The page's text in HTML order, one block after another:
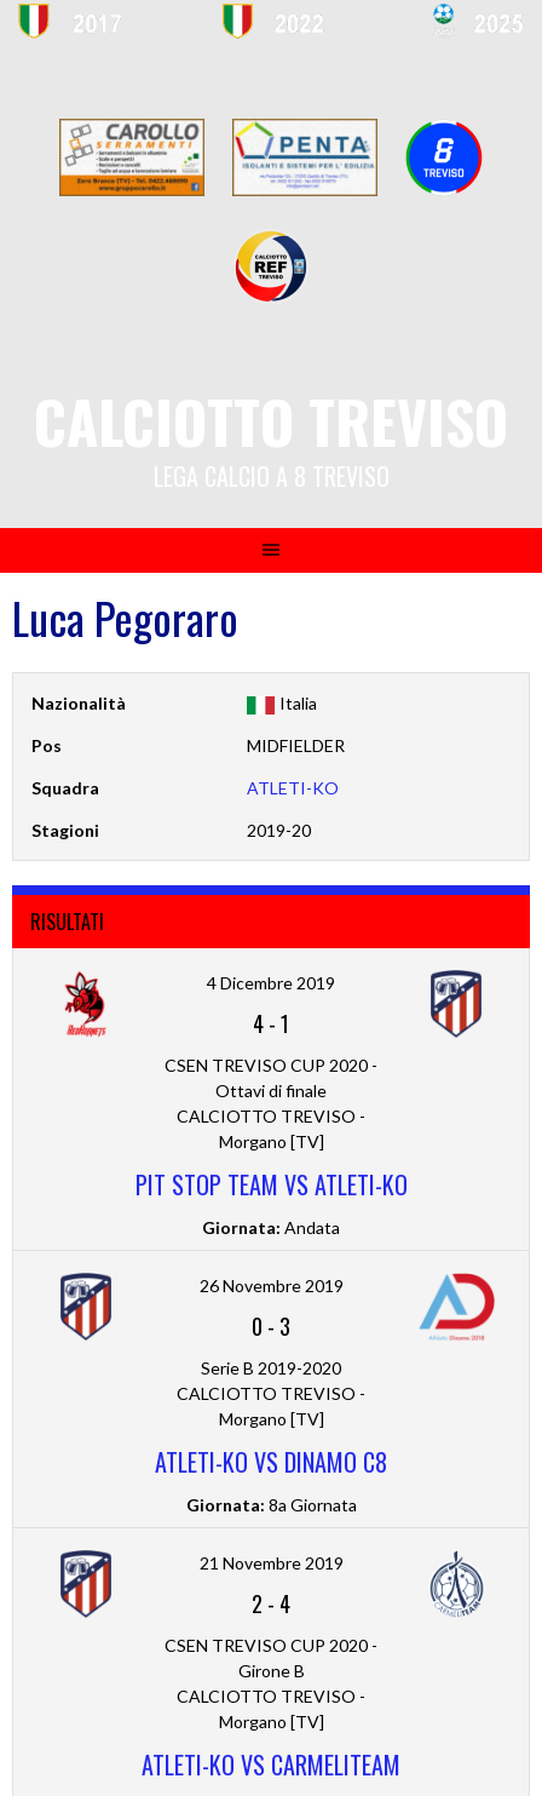
Luca Pegoraro
Nazionalità Italia
Pos MIDFIELDER
Squadra ATLETI-KO
Stagioni 2019-20
RISULTATI
4 Dicembre 2019
4-1
CSEN TREVISO CUP 2020 -
Ottavi di finale
CALCIOTTO TREVISO -
Morgano [TV]
PIT STOP TEAM VS ATLETI-KO
Giornata: Andata
26 Novembre 2019
0 - 3
Serie B 2019-2020
CALCIOTTO TREVISO -
Morgano [TV]
ATLETI-KO VS DINAMO C8
Giornata: 8a Giornata
21 Novembre 2019
2 - 4
CSEN TREVISO CUP 2020 -
Girone B
CALCIOTTO TREVISO -
Morgano [TV]
ATLETI-KO VS CARMELITEAM